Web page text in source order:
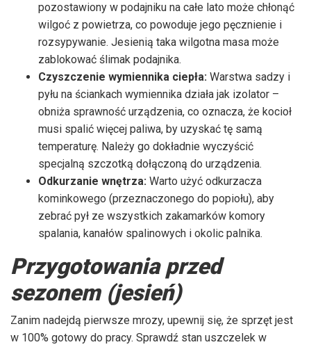
pozostawiony w podajniku na całe lato może chłonąć
wilgoć z powietrza, co powoduje jego pęcznienie i
rozsypywanie. Jesienią taka wilgotna masa może
zablokować ślimak podajnika.
Czyszczenie wymiennika ciepła: Warstwa sadzy i
pyłu na ściankach wymiennika działa jak izolator –
obniża sprawność urządzenia, co oznacza, że kocioł
musi spalić więcej paliwa, by uzyskać tę samą
temperaturę. Należy go dokładnie wyczyścić
specjalną szczotką dołączoną do urządzenia.
Odkurzanie wnętrza: Warto użyć odkurzacza
kominkowego (przeznaczonego do popiołu), aby
zebrać pył ze wszystkich zakamarków komory
spalania, kanałów spalinowych i okolic palnika.
Przygotowania przed
sezonem (jesień)
Zanim nadejdą pierwsze mrozy, upewnij się, że sprzęt jest
w 100% gotowy do pracy. Sprawdź stan uszczelek w